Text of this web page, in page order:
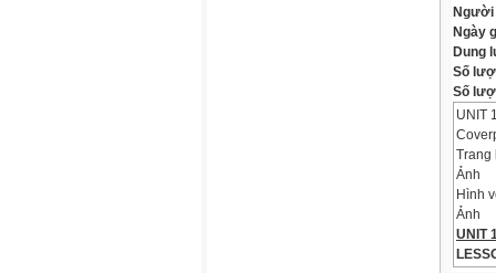
Ngày
Dung
Số
Số
UNIT
Trang
Ảnh
Hình
Ảnh
UNIT